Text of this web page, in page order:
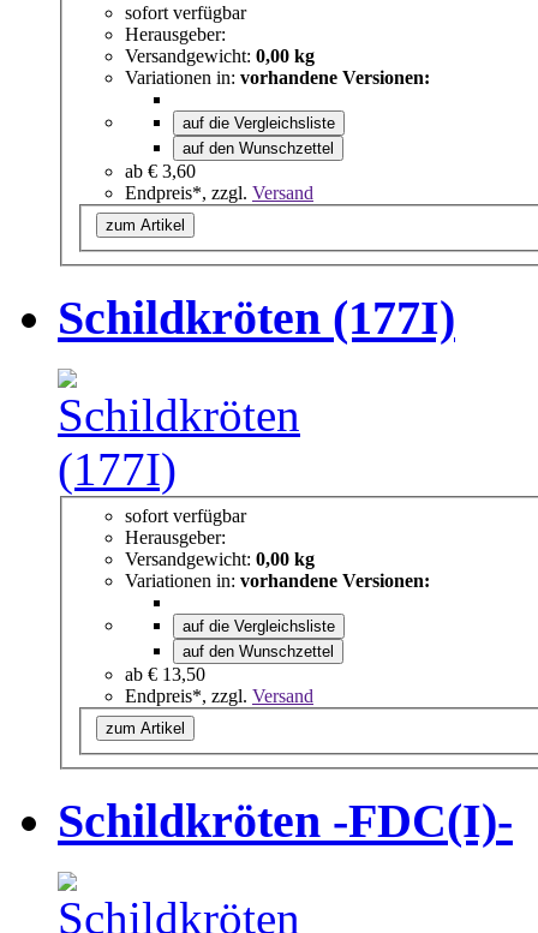
sofort verfügbar
Herausgeber:
Versandgewicht: 0,00 kg
Variationen in: vorhandene Versionen:
auf die Vergleichsliste
auf den Wunschzettel
ab € 3,60
Endpreis*, zzgl. Versand
zum Artikel
Schildkröten (177I)
sofort verfügbar
Herausgeber:
Versandgewicht: 0,00 kg
Variationen in: vorhandene Versionen:
auf die Vergleichsliste
auf den Wunschzettel
ab € 13,50
Endpreis*, zzgl. Versand
zum Artikel
Schildkröten -FDC(I)-